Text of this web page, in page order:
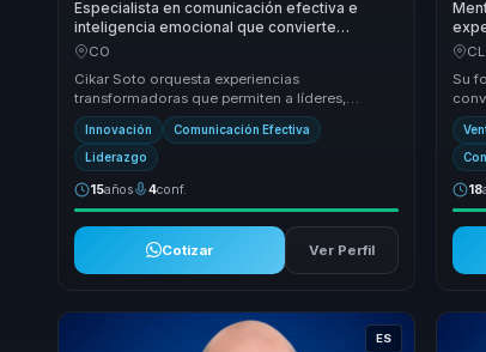
Especialista en comunicación efectiva e
inteligencia emocional que convierte
neuroventas en influencia, cierre y
CO
Cikar Soto orquesta experiencias
transformadoras que permiten a líderes,
directivos y responsables de equipos dejar
atrás estructuras des...
Innovación Comunicación Efectiva
Liderazgo
15años 4conf.
Cotizar Ver Perfil
CL
Su
18
ES